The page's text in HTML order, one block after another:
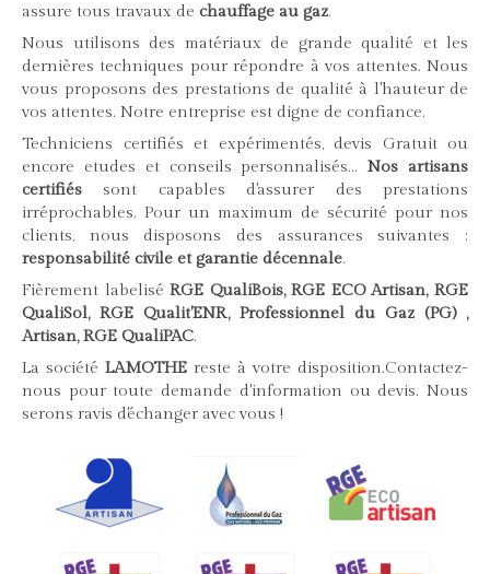
assure tous travaux de chauffage au gaz.
Nous utilisons des matériaux de grande qualité et les
dernières techniques pour répondre à vos attentes. Nous
vous proposons des prestations de qualité à l'hauteur de
vos attentes. Notre entreprise est digne de confiance.
Techniciens certifiés et expérimentés, devis Gratuit ou
encore etudes et conseils personnalisés...Nos artisans
certifiés sont capables d'assurer des prestations
irréprochables. Pour un maximum de sécurité pour nos
clients, nous disposons des assurances suivantes :
responsabilité civile et garantie décennale.
Fièrement labeliséRGE QualiBois, RGE ECO Artisan, RGE
QualiSol, RGE Qualit'ENR, Professionnel du Gaz (PG) ,
Artisan, RGE QualiPAC.
La société LAMOTHE reste à votre disposition.Contactez-
nous pour toute demande d'information ou devis. Nous
serons ravis d'échanger avec vous !